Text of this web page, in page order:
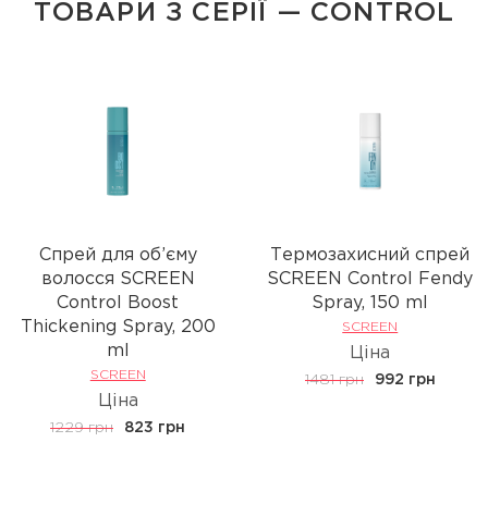
ТОВАРИ З СЕРІЇ — CONTROL
Спрей для об’єму
волосся SCREEN
Control Boost
Thickening Spray, 200
ml
SCREEN
Ціна
1229 грн 823 грн
Термозахисний спрей
SCREEN Control Fendy
Spray, 150 ml
SCREEN
Ціна
1481 грн 992 грн